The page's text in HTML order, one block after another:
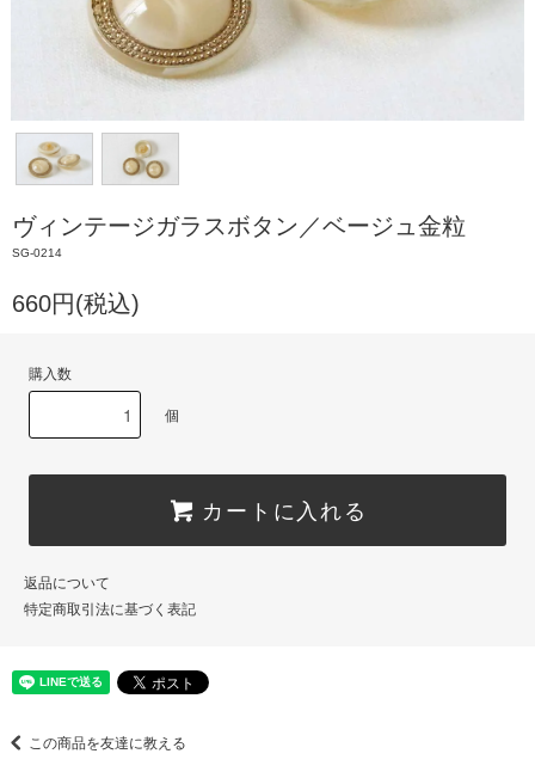
ヴィンテージガラスボタン／ベージュ金粒
SG-0214
660円(税込)
購入数
個
カートに入れる
返品について
特定商取引法に基づく表記
この商品を友達に教える